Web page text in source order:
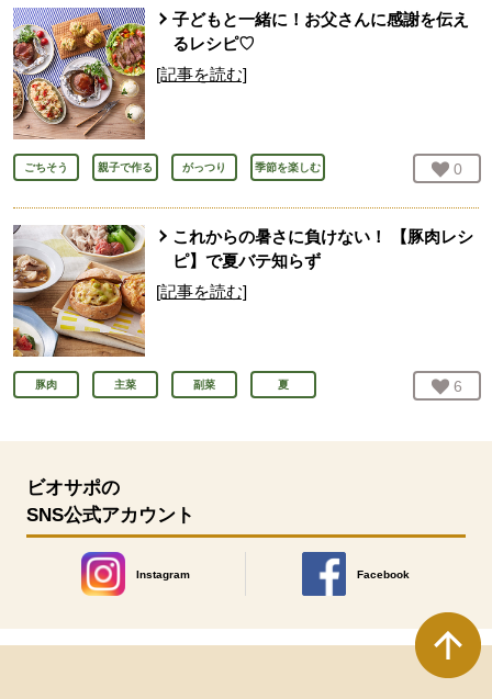
子どもと一緒に！お父さんに感謝を伝え
るレシピ♡
[記事を読む]
ごちそう 親子で作る がっつり 季節を楽しむ お気
0
これからの暑さに負けない！ 【豚肉レシ
ピ】で夏バテ知らず
[記事を読む]
豚肉 主菜 副菜 夏 お気
6
ビオサポの
SNS公式アカウント
Instagram
別のウィンドウで開きます。
Facebook
別のウィンドウで開きます